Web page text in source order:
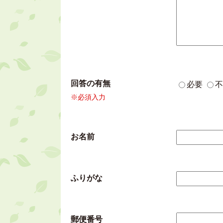
回答の有無
※必須入力
必要
お名前
ふりがな
郵便番号